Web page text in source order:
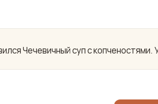
Чечевичный суп с